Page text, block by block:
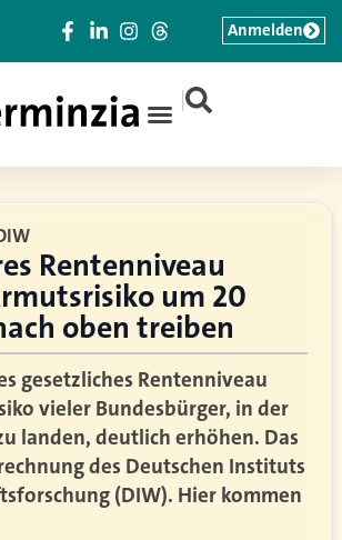
|
Anmelden
Rentenniveau
um 20
oben treiben
gesetzliches Rentenniveau
vieler Bundesbürger, in der
landen, deutlich erhöhen. Das
des Deutschen Instituts
(DIW). Hier kommen